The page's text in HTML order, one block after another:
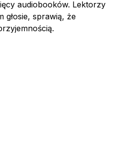
audiobooków. Lektorzy
głosie, sprawią, że